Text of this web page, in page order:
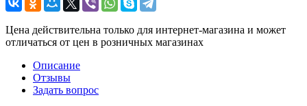
Цена действительна только для интернет-магазина и может
отличаться от цен в розничных магазинах
Описание
Отзывы
Задать вопрос